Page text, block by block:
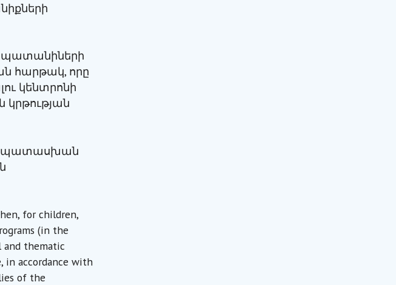
պատանիների
հարթակ, որը
կենտրոնի
for children,
(in the
and thematic
in accordance with
of the